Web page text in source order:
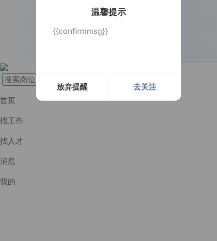
长按识别二维码
温馨提示
{{confirmmsg}}
放弃提醒
去关注
首页
找工作
找人才
消息
我的